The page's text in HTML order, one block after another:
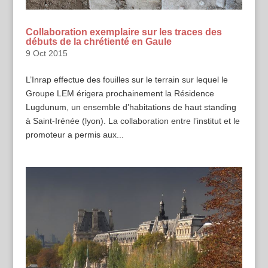
Collaboration exemplaire sur les traces des
débuts de la chrétienté en Gaule
9 Oct 2015
L’Inrap effectue des fouilles sur le terrain sur lequel le
Groupe LEM érigera prochainement la Résidence
Lugdunum, un ensemble d’habitations de haut standing
à Saint-Irénée (lyon). La collaboration entre l’institut et le
promoteur a permis aux...